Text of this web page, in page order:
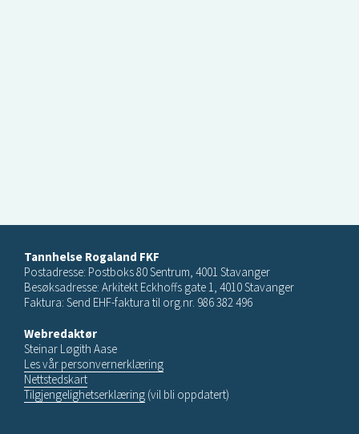
Tannhelse Rogaland FKF
Postadresse: Postboks 80 Sentrum, 4001 Stavanger
Besøksadresse: Arkitekt Eckhoffs gate 1, 4010 Stavanger
Faktura: Send EHF-faktura til org.nr. 986 382 496
Webredaktør
Steinar Løgith Aase
Les vår personvernerklæring
Nettstedskart
Tilgjengelighetserklæring (vil bli oppdatert)